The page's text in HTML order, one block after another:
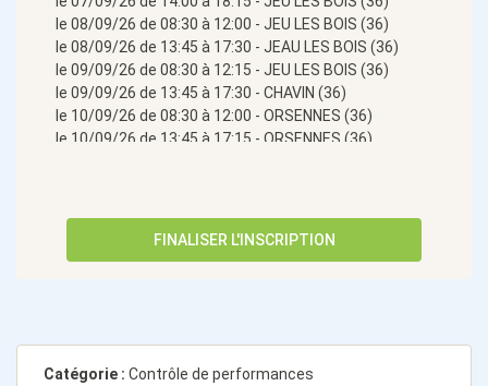
le 08/09/26 de 08:30 à 12:00 - JEU LES BOIS (36)
le 08/09/26 de 13:45 à 17:30 - JEAU LES BOIS (36)
le 09/09/26 de 08:30 à 12:15 - JEU LES BOIS (36)
le 09/09/26 de 13:45 à 17:30 - CHAVIN (36)
le 10/09/26 de 08:30 à 12:00 - ORSENNES (36)
le 10/09/26 de 13:45 à 17:15 - ORSENNES (36)
FINALISER L'INSCRIPTION
Catégorie : Contrôle de performances